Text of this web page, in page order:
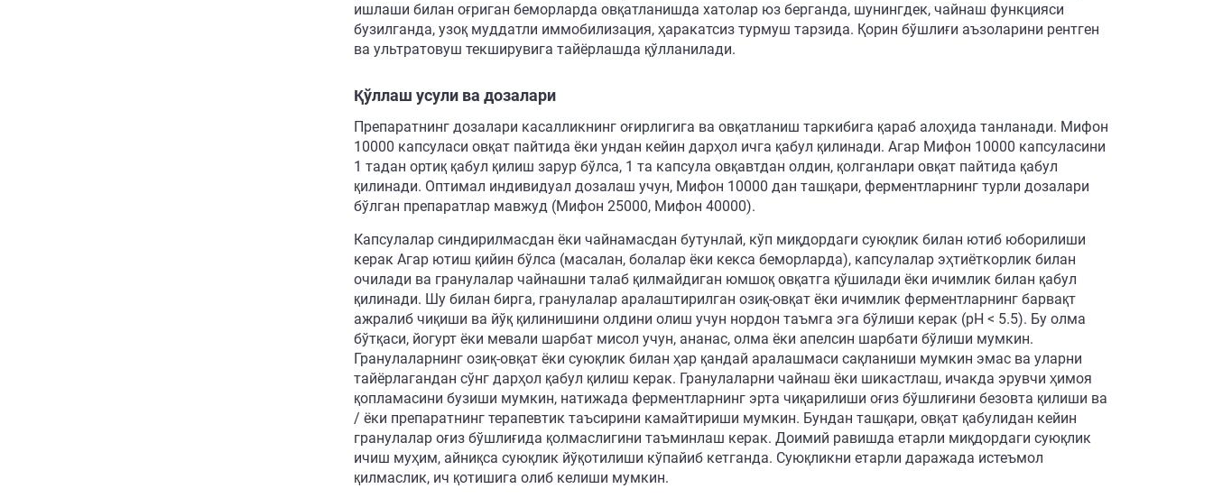
ишлаши билан оғриган беморларда овқатланишда хатолар юз берганда, шунингдек, чайнаш функцияси
бузилганда, узоқ муддатли иммобилизация, ҳаракатсиз турмуш тарзида. Қорин бўшлиғи аъзоларини рентген
ва ультратовуш текширувига тайёрлашда қўлланилади.
Қўллаш усули ва дозалари
Препаратнинг дозалари касалликнинг оғирлигига ва овқатланиш таркибига қараб алоҳида танланади. Мифон
10000 капсуласи овқат пайтида ёки ундан кейин дарҳол ичга қабул қилинади. Агар Мифон 10000 капсуласини
1 тадан ортиқ қабул қилиш зарур бўлса, 1 та капсула овқавтдан олдин, қолганлари овқат пайтида қабул
қилинади. Оптимал индивидуал дозалаш учун, Мифон 10000 дан ташқари, ферментларнинг турли дозалари
бўлган препаратлар мавжуд (Мифон 25000, Мифон 40000).
Капсулалар синдирилмасдан ёки чайнамасдан бутунлай, кўп миқдордаги суюқлик билан ютиб юборилиши
керак Агар ютиш қийин бўлса (масалан, болалар ёки кекса беморларда), капсулалар эҳтиёткорлик билан
очилади ва гранулалар чайнашни талаб қилмайдиган юмшоқ овқатга қўшилади ёки ичимлик билан қабул
қилинади. Шу билан бирга, гранулалар аралаштирилган озиқ-овқат ёки ичимлик ферментларнинг барвақт
ажралиб чиқиши ва йўқ қилинишини олдини олиш учун нордон таъмга эга бўлиши керак (pH < 5.5). Бу олма
бўтқаси, йогурт ёки мевали шарбат мисол учун, ананас, олма ёки апелсин шарбати бўлиши мумкин.
Гранулаларнинг озиқ-овқат ёки суюқлик билан ҳар қандай аралашмаси сақланиши мумкин эмас ва уларни
тайёрлагандан сўнг дарҳол қабул қилиш керак. Гранулаларни чайнаш ёки шикастлаш, ичакда эрувчи ҳимоя
қопламасини бузиши мумкин, натижада ферментларнинг эрта чиқарилиши оғиз бўшлиғини безовта қилиши ва
/ ёки препаратнинг терапевтик таъсирини камайтириши мумкин. Бундан ташқари, овқат қабулидан кейин
гранулалар оғиз бўшлиғида қолмаслигини таъминлаш керак. Доимий равишда етарли миқдордаги суюқлик
ичиш муҳим, айниқса суюқлик йўқотилиши кўпайиб кетганда. Суюқликни етарли даражада истеъмол
қилмаслик, ич қотишига олиб келиши мумкин.